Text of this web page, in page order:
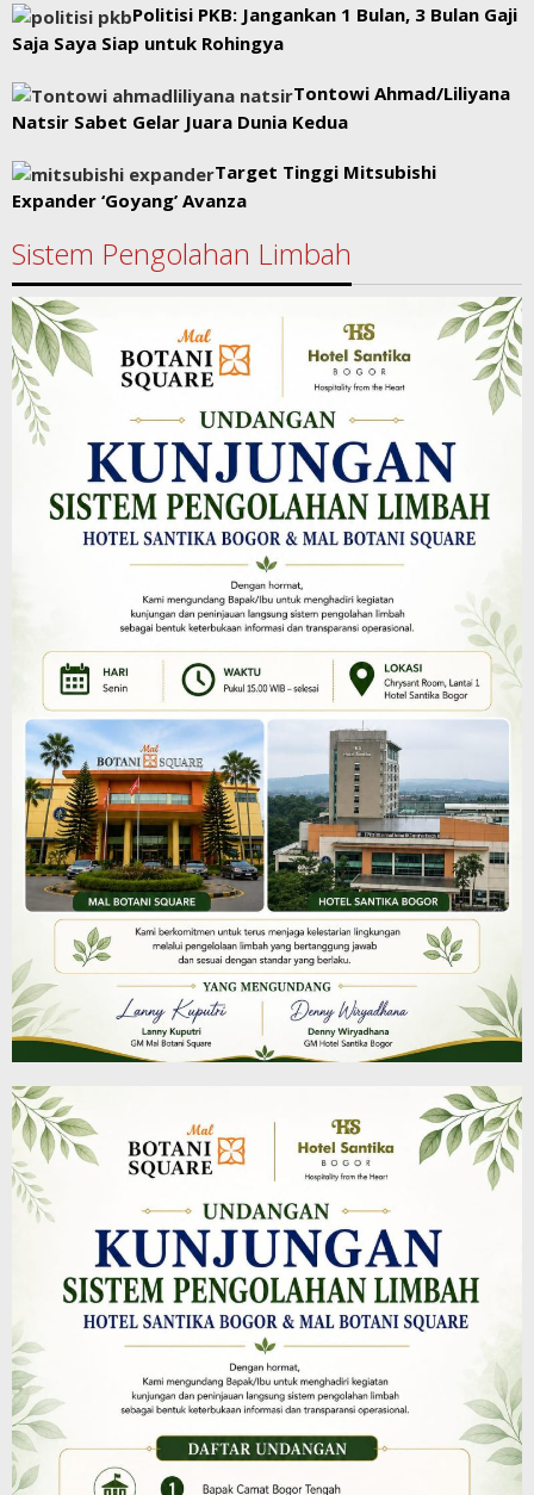
Politisi PKB: Jangankan 1 Bulan, 3 Bulan Gaji
Saja Saya Siap untuk Rohingya
Tontowi Ahmad/Liliyana
Natsir Sabet Gelar Juara Dunia Kedua
Target Tinggi Mitsubishi
Expander ‘Goyang’ Avanza
Sistem Pengolahan Limbah